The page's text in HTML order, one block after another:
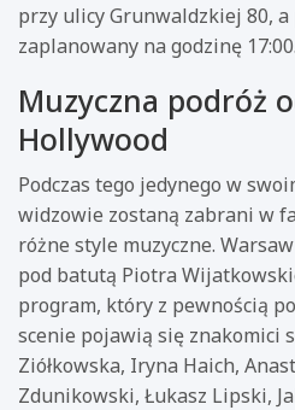
przy ulicy Grunwaldzkiej 80, a
zaplanowany na godzinę 17:00.
Muzyczna podróż
Hollywood
Podczas tego jedynego w
widzowie zostaną zabrani w
różne style muzyczne.
pod batutą Piotra
program, który z pewnością
scenie pojawią się znakomici
Ziółkowska, Iryna Haich,
Zdunikowski, Łukasz Lipski,